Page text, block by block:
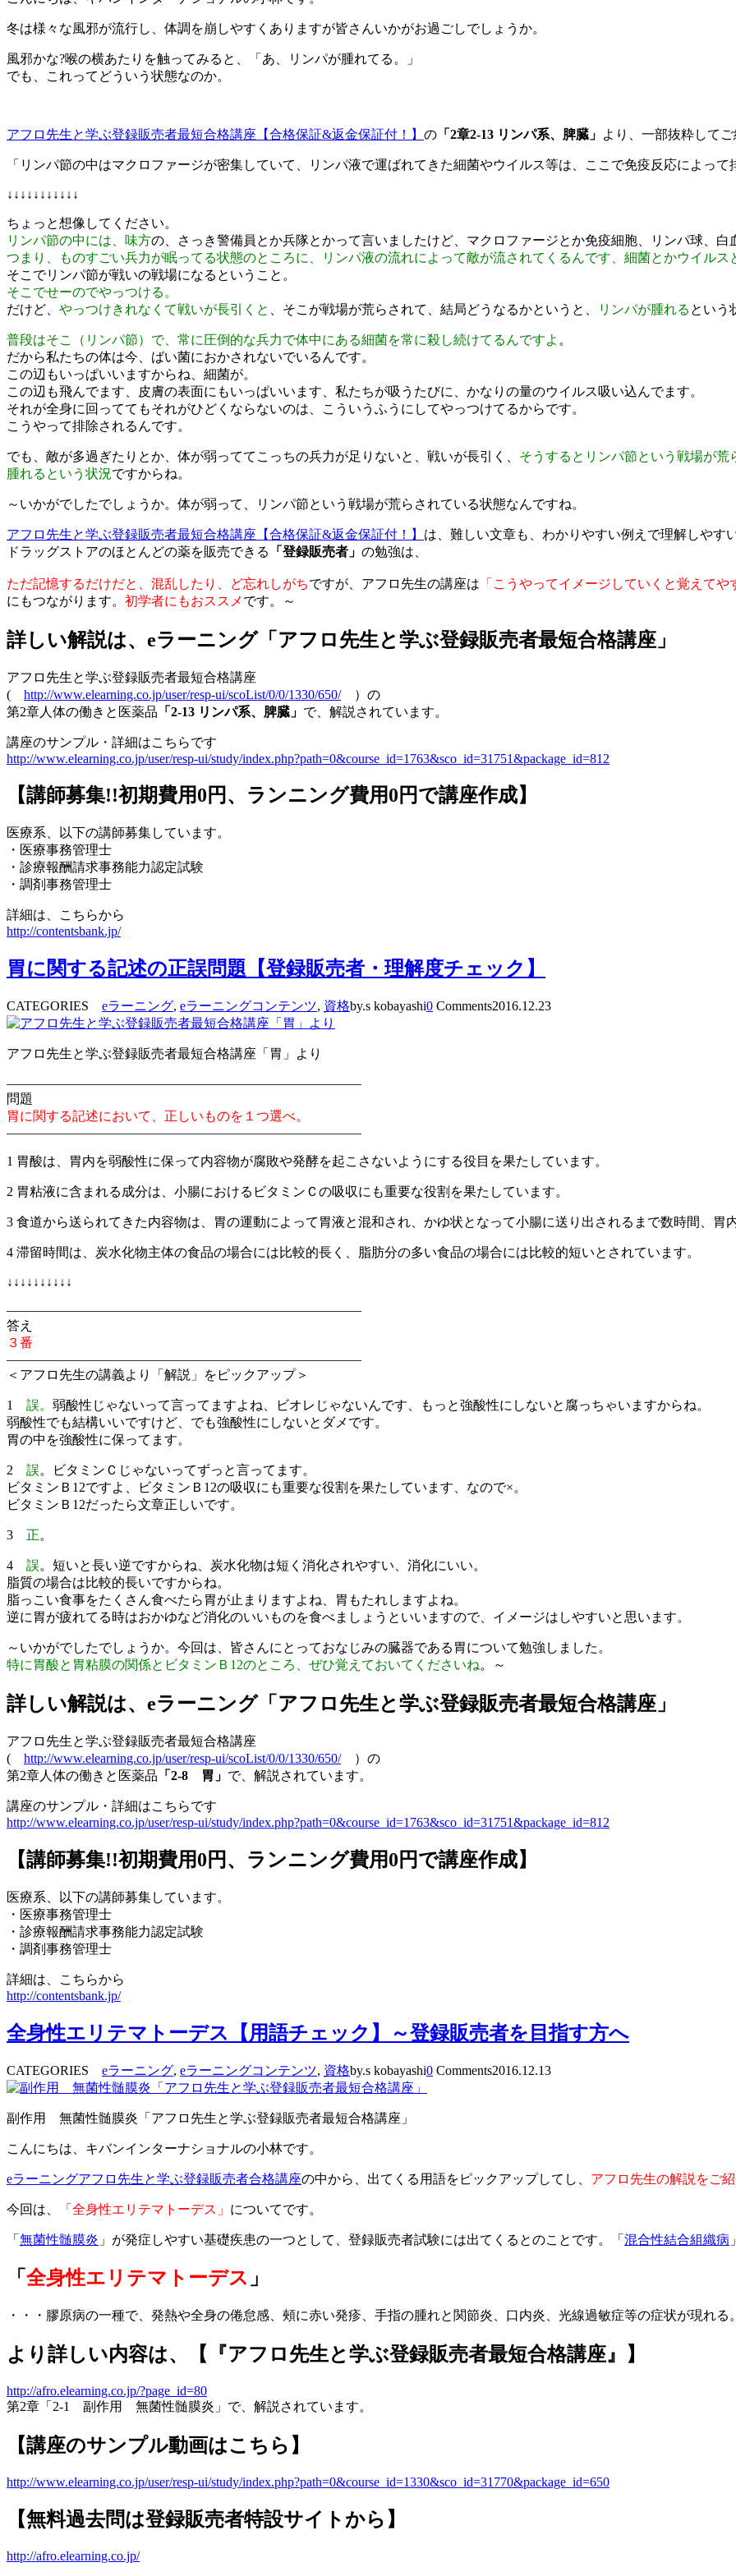
冬は様々な風邪が流行し、体調を崩しやすくありますが皆さんいかがお過ごしでしょうか。
風邪かな?喉の横あたりを触ってみると、「あ、リンパが腫れてる。」
でも、これってどういう状態なのか。
アフロ先生と学ぶ登録販売者最短合格講座【合格保証&返金保証付！】 の 「2章2-13 リンパ系、脾臓」 より、一部抜粋してご
「リンパ節の中はマクロファージが密集していて、リンパ液で運ばれてきた細菌やウイルス等は、ここで免疫反応によって
↓↓↓↓↓↓↓↓↓↓↓
ちょっと想像してください。
リンパ節の中には、味方の、さっき警備員とか兵隊とかって言いましたけど、マクロファージとか免疫細胞、リンパ球、白
つまり、ものすごい兵力が眠ってる状態のところに、リンパ液の流れによって敵が流されてくるんです、細菌とかウイルス
そこでリンパ節が戦いの戦場になるということ。
そこでせーのでやっつける。
だけど、 やっつけきれなくて戦いが長引くと 、そこが戦場が荒らされて、結局どうなるかというと、 リンパが腫れる という
普段はそこ（リンパ節）で、常に圧倒的な兵力で体中にある細菌を常に殺し続けてるんですよ 。
だから私たちの体は今、ばい菌におかされないでいるんです。
この辺もいっぱいいますからね、細菌が。
この辺も飛んでます、皮膚の表面にもいっぱいいます、私たちが吸うたびに、かなりの量のウイルス吸い込んでます。
それが全身に回っててもそれがひどくならないのは、こういうふうにしてやっつけてるからです。
こうやって排除されるんです。
でも、敵が多過ぎたりとか、体が弱っててこっちの兵力が足りないと、戦いが長引く、 そうするとリンパ節という戦場が荒
腫れるという状況ですからね。
～いかがでしたでしょうか。体が弱って、リンパ節という戦場が荒らされている状態なんですね。
アフロ先生と学ぶ登録販売者最短合格講座【合格保証&返金保証付！】 は、難しい文章も、わかりやすい例えで理解しやす
ドラッグストアのほとんどの薬を販売できる
「登録販売者」 の勉強は、
ただ記憶するだけだと、混乱したり、ど忘れしがちですが、アフロ先生の講座は 「こうやってイメージしていくと覚えて
にもつながります。 初学者にもおススメ です。～
詳しい解説は、eラーニング「アフロ先生と学ぶ登録販売者最短合格講座」
アフロ先生と学ぶ登録販売者最短合格講座
( http://www.elearning.co.jp/user/resp-ui/scoList/0/0/1330/650/）の
第2章人体の働きと医薬品 「2-13 リンパ系、脾臓」 で、解説されています。
講座のサンプル・詳細はこちらです
http://www.elearning.co.jp/user/resp-ui/study/index.php?path=0&course_id=1763&sco_id=31751&package_id=812
【講師募集!!初期費用0円、ランニング費用0円で講座作成】
医療系、以下の講師募集しています。
・医療事務管理士
・診療報酬請求事務能力認定試験
・調剤事務管理士
詳細は、こちらから
http://contentsbank.jp/
胃に関する記述の正誤問題【登録販売者・理解度チェック】
CATEGORIES eラーニング, eラーニングコンテンツ, 資格by.s kobayashi0 Comments2016.12.23
アフロ先生と学ぶ登録販売者最短合格講座「胃」より
———————————————————————————
問題
胃に関する記述において、正しいものを１つ選べ。
———————————————————————————
1 胃酸は、胃内を弱酸性に保って内容物が腐敗や発酵を起こさないようにする役目を果たしています。
2 胃粘液に含まれる成分は、小腸におけるビタミンＣの吸収にも重要な役割を果たしています。
3 食道から送られてきた内容物は、胃の運動によって胃液と混和され、かゆ状となって小腸に送り出されるまで数時間、胃
4 滞留時間は、炭水化物主体の食品の場合には比較的長く、脂肪分の多い食品の場合には比較的短いとされています。
↓↓↓↓↓↓↓↓↓↓
———————————————————————————
答え
３番
———————————————————————————
＜アフロ先生の講義より「解説」をピックアップ＞
1 誤。 弱酸性じゃないって言ってますよね、ビオレじゃないんです、もっと強酸性にしないと腐っちゃいますからね。
弱酸性でも結構いいですけど、でも強酸性にしないとダメです。
胃の中を強酸性に保ってます。
2 誤。ビタミンＣじゃないってずっと言ってます。
ビタミンＢ12ですよ、ビタミンＢ12の吸収にも重要な役割を果たしています、なので×。
ビタミンＢ12だったら文章正しいです。
3 正。
4 誤。短いと長い逆ですからね、炭水化物は短く消化されやすい、消化にいい。
脂質の場合は比較的長いですからね。
脂っこい食事をたくさん食べたら胃が止まりますよね、胃もたれしますよね。
逆に胃が疲れてる時はおかゆなど消化のいいものを食べましょうといいますので、イメージはしやすいと思います。
～いかがでしたでしょうか。今回は、皆さんにとっておなじみの臓器である胃について勉強しました。
特に胃酸と胃粘膜の関係とビタミンＢ12のところ、ぜひ覚えておいてくださいね。～
詳しい解説は、eラーニング「アフロ先生と学ぶ登録販売者最短合格講座」
アフロ先生と学ぶ登録販売者最短合格講座
( http://www.elearning.co.jp/user/resp-ui/scoList/0/0/1330/650/）の
第2章人体の働きと医薬品 「2-8 胃」 で、解説されています。
講座のサンプル・詳細はこちらです
http://www.elearning.co.jp/user/resp-ui/study/index.php?path=0&course_id=1763&sco_id=31751&package_id=812
【講師募集!!初期費用0円、ランニング費用0円で講座作成】
医療系、以下の講師募集しています。
・医療事務管理士
・診療報酬請求事務能力認定試験
・調剤事務管理士
詳細は、こちらから
http://contentsbank.jp/
全身性エリテマトーデス【用語チェック】～登録販売者を目指す方へ
CATEGORIES eラーニング, eラーニングコンテンツ, 資格by.s kobayashi0 Comments2016.12.13
副作用 無菌性髄膜炎「アフロ先生と学ぶ登録販売者最短合格講座」
こんにちは、キバンインターナショナルの小林です。
eラーニングアフロ先生と学ぶ登録販売者合格講座の中から、出てくる用語をピックアップしてし、 アフロ先生の解説をご
今回は、 「全身性エリテマトーデス」 についてです。
「 無菌性髄膜炎 」が発症しやすい基礎疾患の一つとして、登録販売者試験には出てくるとのことです。「 混合性結合組織病
「 全身性エリテマトーデス 」
・・・膠原病の一種で、発熱や全身の倦怠感、頰に赤い発疹、手指の腫れと関節炎、口内炎、光線過敏症等の症状が現れる。
より詳しい内容は、【『アフロ先生と学ぶ登録販売者最短合格講座』】
http://afro.elearning.co.jp/?page_id=80
第2章「2-1 副作用 無菌性髄膜炎」で、解説されています。
【講座のサンプル動画はこちら】
http://www.elearning.co.jp/user/resp-ui/study/index.php?path=0&course_id=1330&sco_id=31770&package_id=650
【無料過去問は登録販売者特設サイトから】
http://afro.elearning.co.jp/